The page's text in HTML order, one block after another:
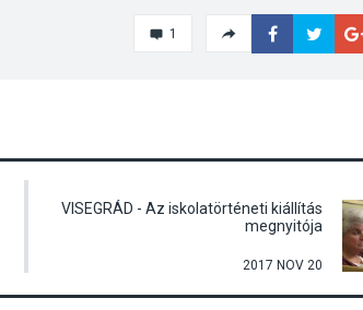
1
VISEGRÁD - Az iskolatörténeti kiállítás
megnyitója
2017 NOV 20